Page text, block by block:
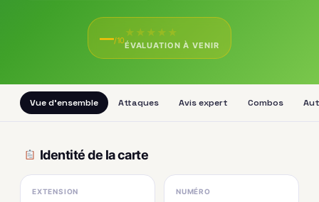
—/10
★ ★ ★ ★ ★
ÉVALUATION À VENIR
Vue d'ensemble Attaques Avis expert Combos
Identité de la carte
EXTENSION NUMÉRO